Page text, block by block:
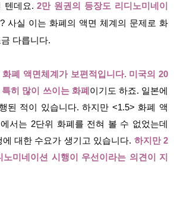
텐데요.2만 원권의 등장도 리디노미네이
사실 이는 화폐의 액면 체계의 문제로 화
다릅니다.
화폐 액면체계가 보편적입니다. 미국의 20
특히 많이 쓰이는 화폐이기도 하죠. 일본에
된 적이 있습니다. 하지만 <1.5> 화폐 액
서는 2단위 화폐를 전혀 볼 수 없었는데
에 대한 수요가 생기고 있습니다. 하지만 2
미네이션 시행이 우선이라는 의견이 지